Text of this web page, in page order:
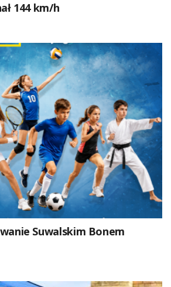
144 km/h
Suwalskim Bonem